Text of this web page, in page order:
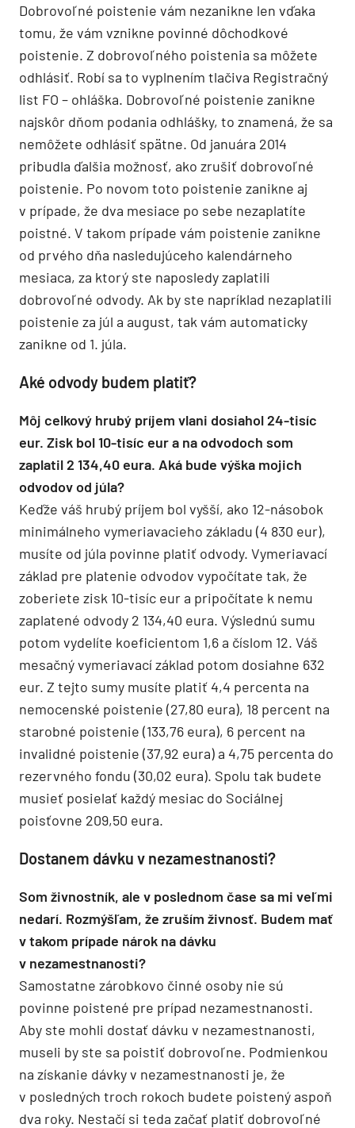
Dobrovoľné poistenie vám nezanikne len vďaka
tomu, že vám vznikne povinné dôchodkové
poistenie. Z dobrovoľného poistenia sa môžete
odhlásiť. Robí sa to vyplnením tlačiva Registračný
list FO – ohláška. Dobrovoľné poistenie zanikne
najskôr dňom podania odhlášky, to znamená, že sa
nemôžete odhlásiť spätne. Od januára 2014
pribudla ďalšia možnosť, ako zrušiť dobrovoľné
poistenie. Po novom toto poistenie zanikne aj
v prípade, že dva mesiace po sebe nezaplatíte
poistné. V takom prípade vám poistenie zanikne
od prvého dňa nasledujúceho kalendárneho
mesiaca, za ktorý ste naposledy zaplatili
dobrovoľné odvody. Ak by ste napríklad nezaplatili
poistenie za júl a august, tak vám automaticky
zanikne od 1. júla.
Aké odvody budem platiť?
Môj celkový hrubý príjem vlani dosiahol 24-tisíc
eur. Zisk bol 10-tisíc eur a na odvodoch som
zaplatil 2 134,40 eura. Aká bude výška mojich
odvodov od júla?
Keďže váš hrubý príjem bol vyšší, ako 12-násobok
minimálneho vymeriavacieho základu (4 830 eur),
musíte od júla povinne platiť odvody. Vymeriavací
základ pre platenie odvodov vypočítate tak, že
zoberiete zisk 10-tisíc eur a pripočítate k nemu
zaplatené odvody 2 134,40 eura. Výslednú sumu
potom vydelíte koeficientom 1,6 a číslom 12. Váš
mesačný vymeriavací základ potom dosiahne 632
eur. Z tejto sumy musíte platiť 4,4 percenta na
nemocenské poistenie (27,80 eura), 18 percent na
starobné poistenie (133,76 eura), 6 percent na
invalidné poistenie (37,92 eura) a 4,75 percenta do
rezervného fondu (30,02 eura). Spolu tak budete
musieť posielať každý mesiac do Sociálnej
poisťovne 209,50 eura.
Dostanem dávku v nezamestnanosti?
Som živnostník, ale v poslednom čase sa mi veľmi
nedarí. Rozmýšľam, že zruším živnosť. Budem mať
v takom prípade nárok na dávku
v nezamestnanosti?
Samostatne zárobkovo činné osoby nie sú
povinne poistené pre prípad nezamestnanosti.
Aby ste mohli dostať dávku v nezamestnanosti,
museli by ste sa poistiť dobrovoľne. Podmienkou
na získanie dávky v nezamestnanosti je, že
v posledných troch rokoch budete poistený aspoň
dva roky. Nestačí si teda začať platiť dobrovoľné